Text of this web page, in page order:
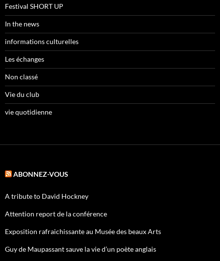
Festival SHORT UP
In the news
informations culturelles
Les échanges
Non classé
Vie du club
vie quotidienne
ABONNEZ-VOUS
A tribute to David Hockney
Attention report de la conférence
Exposition rafraichissante au Musée des beaux Arts
Guy de Maupassant sauve la vie d’un poète anglais